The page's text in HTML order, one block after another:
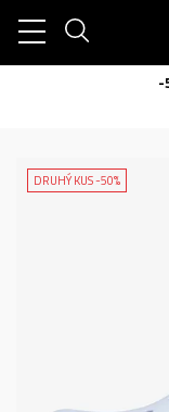
-
DRUHÝ KUS -50%